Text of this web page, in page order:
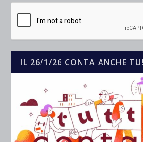
IL 26/1/26 CONTA ANCHE TU!